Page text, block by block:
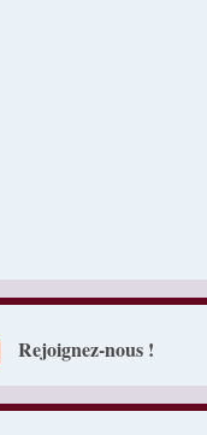
Rejoignez-nous !